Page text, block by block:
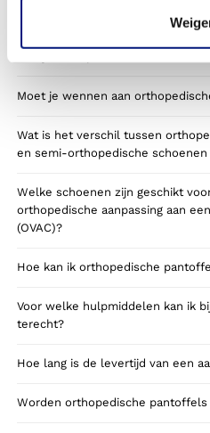
Kunnen orthopedische schoenen
Moet je wennen aan
Wat is het verschil tussen
en semi-orthopedische schoenen
Welke schoenen zijn geschikt
orthopedische aanpassing aan
(OVAC)?
Hoe kan ik orthopedische
Voor welke hulpmiddelen kan ik
terecht?
Hoe lang is de levertijd van een
Worden orthopedische pantoffels